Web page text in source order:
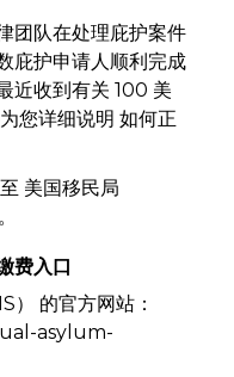
团队在处理庇护案件
庇护申请人顺利完成
近收到有关 100 美
您详细说明 如何正
美国移民局
费入口
） 的官方网站：
asylum-